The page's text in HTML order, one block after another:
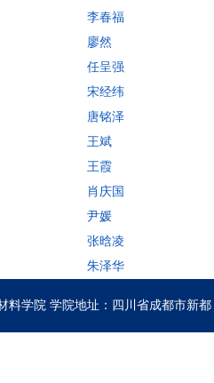
李春福
廖然
任呈强
宋经纬
唐铭泽
王斌
王霞
肖庆国
尹媛
张晗凌
朱泽华
料学院 学院地址：四川省成都市新都